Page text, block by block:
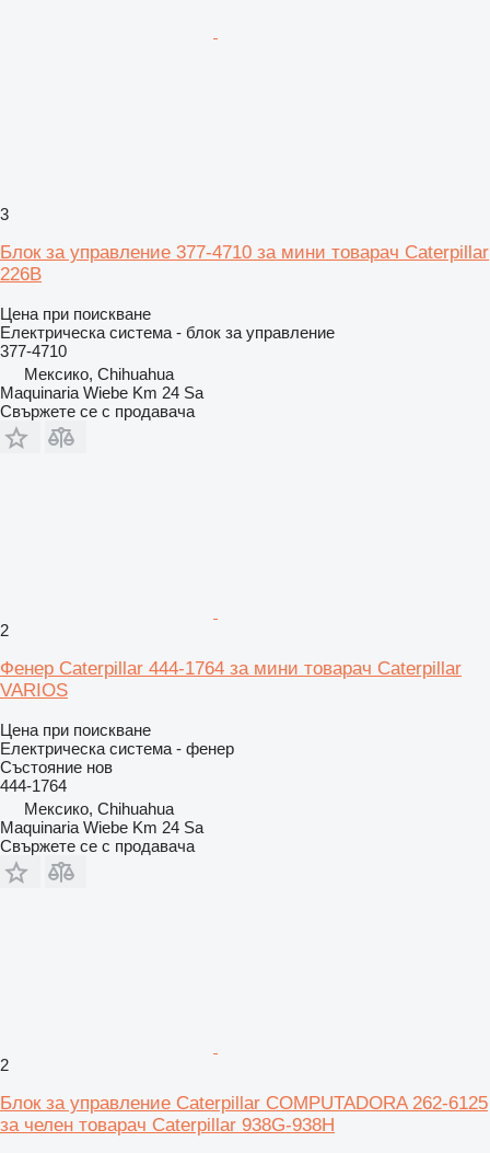
3
Блок за управление 377-4710 за мини товарач Caterpillar
226B
Цена при поискване
Електрическа система - блок за управление
377-4710
Мексико, Chihuahua
Maquinaria Wiebe Km 24 Sa
Свържете се с продавача
2
Фенер Caterpillar 444-1764 за мини товарач Caterpillar
VARIOS
Цена при поискване
Електрическа система - фенер
Състояние нов
444-1764
Мексико, Chihuahua
Maquinaria Wiebe Km 24 Sa
Свържете се с продавача
2
Блок за управление Caterpillar COMPUTADORA 262-6125
за челен товарач Caterpillar 938G-938H